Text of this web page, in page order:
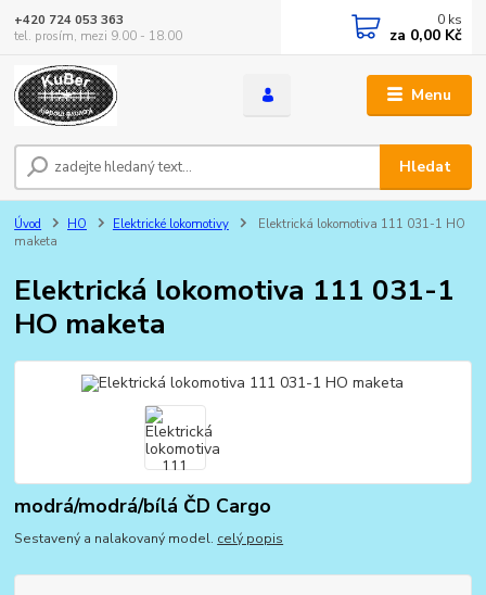
Menu
Hledat
+420 724 053 363
tel. prosím, mezi 9.00 - 18.00
0 ks
za 0,00 Kč
Úvod HO Elektrické lokomotivy
Elektrická lokomotiva 111 031-1 HO
maketa
Elektrická lokomotiva 111 031-1
HO maketa
modrá/modrá/bílá ČD Cargo
Sestavený a nalakovaný model. celý popis